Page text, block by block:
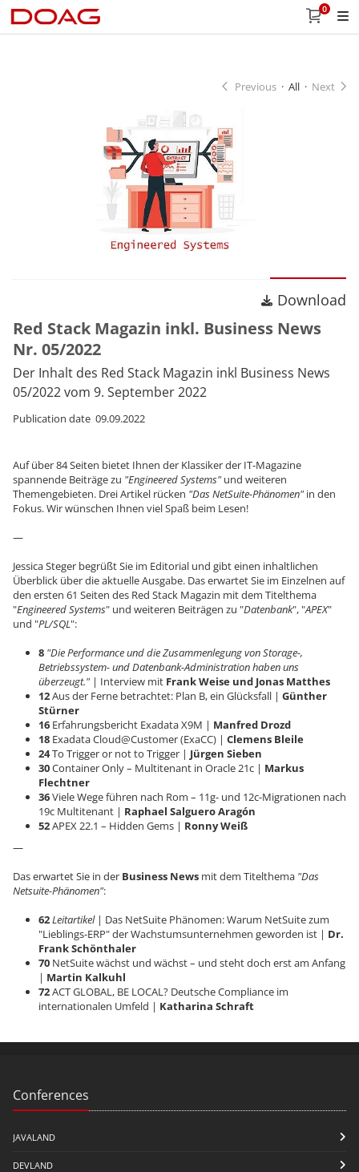
0
Previous · All · Next
Download
Download
Red Stack Magazin inkl. Business News
Nr. 05/2022
Der Inhalt des Red Stack Magazin inkl Business News
05/2022 vom 9. September 2022
Publication date 09.09.2022
Auf über 84 Seiten bietet Ihnen der Klassiker der IT-Magazine
spannende Beiträge zu "Engineered Systems" und weiteren
Themengebieten. Drei Artikel rücken "Das NetSuite-Phänomen" in den
Fokus. Wir wünschen Ihnen viel Spaß beim Lesen!
—
Jessica Steger begrüßt Sie im Editorial und gibt einen inhaltlichen
Überblick über die aktuelle Ausgabe. Das erwartet Sie im Einzelnen auf
den ersten 61 Seiten des Red Stack Magazin mit dem Titelthema
"Engineered Systems" und weiteren Beiträgen zu "Datenbank", "APEX"
und "PL/SQL":
8 "Die Performance und die Zusammenlegung von Storage-,
Betriebssystem- und Datenbank-Administration haben uns
überzeugt." | Interview mit Frank Weise und Jonas Matthes
12Aus der Ferne betrachtet: Plan B, ein Glücksfall | Günther
Stürner
16 Erfahrungsbericht Exadata X9M | Manfred Drozd
18 Exadata Cloud@Customer (ExaCC) | Clemens Bleile
24To Trigger or not to Trigger | Jürgen Sieben
30Container Only – Multitenant in Oracle 21c | Markus
Flechtner
36Viele Wege führen nach Rom – 11g- und 12c-Migrationen nach
19c Multitenant | Raphael Salguero Aragón
52APEX 22.1 – Hidden Gems | Ronny Weiß
—
Das erwartet Sie in der Business News mit dem Titelthema "Das
Netsuite-Phänomen":
62Leitartikel| Das NetSuite Phänomen: Warum NetSuite zum
"Lieblings-ERP" der Wachstumsunternehmen geworden ist | Dr.
Frank Schönthaler
70 NetSuite wächst und wächst – und steht doch erst am Anfang
| Martin Kalkuhl
72ACT GLOBAL, BE LOCAL? Deutsche Compliance im
internationalen Umfeld | Katharina Schraft
Conferences
JAVALAND
DEVLAND